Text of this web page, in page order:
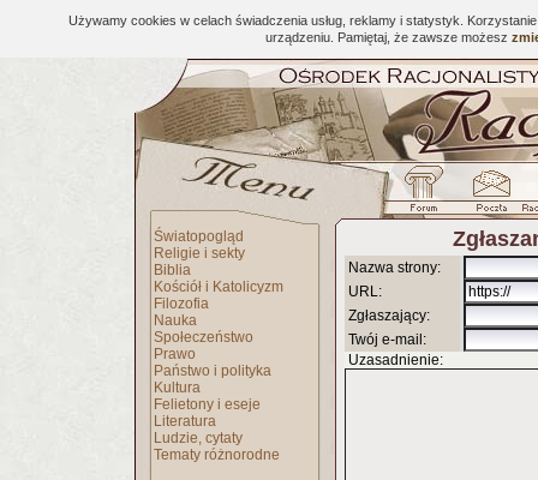
Używamy cookies w celach świadczenia usług, reklamy i statystyk.
urządzeniu. Pamiętaj, że zawsze możesz
Światopogląd
Religie i sekty
Biblia
Kościół i Katolicyzm
Filozofia
Nauka
Społeczeństwo
Prawo
Państwo i polityka
Kultura
Felietony i eseje
Literatura
Ludzie, cytaty
Tematy różnorodne
Nazwa strony:
URL:
Zgłaszający:
Twój e-mail:
Uzasadnienie: